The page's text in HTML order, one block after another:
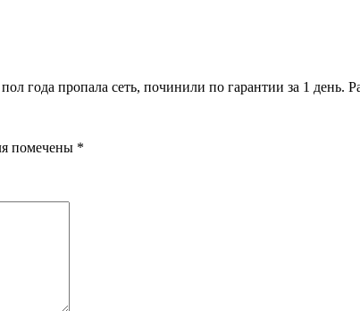
года пропала сеть, починили по гарантии за 1 день.
помечены *